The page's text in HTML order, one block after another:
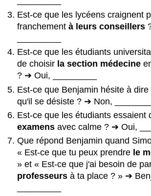
Est-ce que les lycéens craignent
franchementà leurs conseillers
Est-ce que les étudiants
de choisir la section médecine
? ➔ Oui, _________
Est-ce que Benjamin hésite à dire
qu'il se désiste ? ➔ Non,
Est-ce que les étudiants essaient
examens avec calme ? ➔ Oui,
Que répond Benjamin quand
« Est-ce que tu peux prendre le
» et « Est-ce que j'ai besoin de
professeurs à ta place ? » ➔